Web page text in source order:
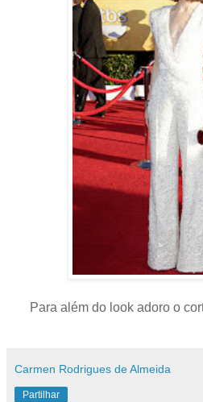
Para além do look adoro o
Carmen Rodrigues de Almeida
Partilhar